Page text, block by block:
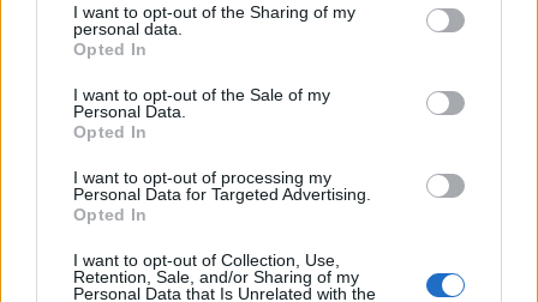
disclose it to other third parties.
Please note that this website/app uses one or more Google
services and may gather and store information including but
not limited to your visit or usage behaviour. You may click to
grant or deny consent to Google and its third-party tags to
consent section.
I want to opt-out of the Sharing of my
personal data.
Opted In
I want to opt-out of the Sale of my
Personal Data.
Opted In
I want to opt-out of processing my
Personal Data for Targeted Advertising.
Opted In
I want to opt-out of Collection, Use,
Retention, Sale, and/or Sharing of my
Personal Data that Is Unrelated with the